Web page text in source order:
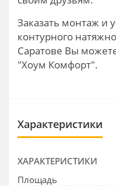
Заказать монтаж и
контурного
Саратове Вы
"Хоум Комфорт".
Характеристики
ХАРАКТЕРИСТИКИ
Площадь